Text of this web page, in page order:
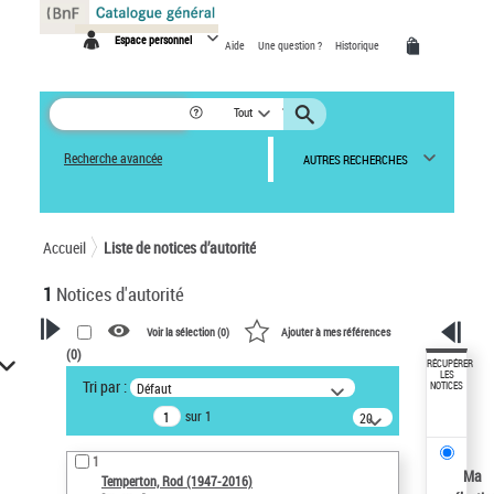
Espace personnel Aide Une question ? Historique
Tout
Recherche avancée AUTRES RECHERCHES
Accueil Liste de notices d’autorité
1 Notices d'autorité
VOTRE RECHERCHE
Recherche avancée dans les
notices d’autorité
Œuvres liées à l'auteur :
Temperton, Rod (1947-2016)
Voir la sélection (0) Ajouter à mes références
(0)
Tri par : Défaut
sur 1
20
résultats/page
1
Temperton, Rod (1947-2016)
RÉCUPÉRER
LES
NOTICES
Ma
Panneau de gestion des cookies